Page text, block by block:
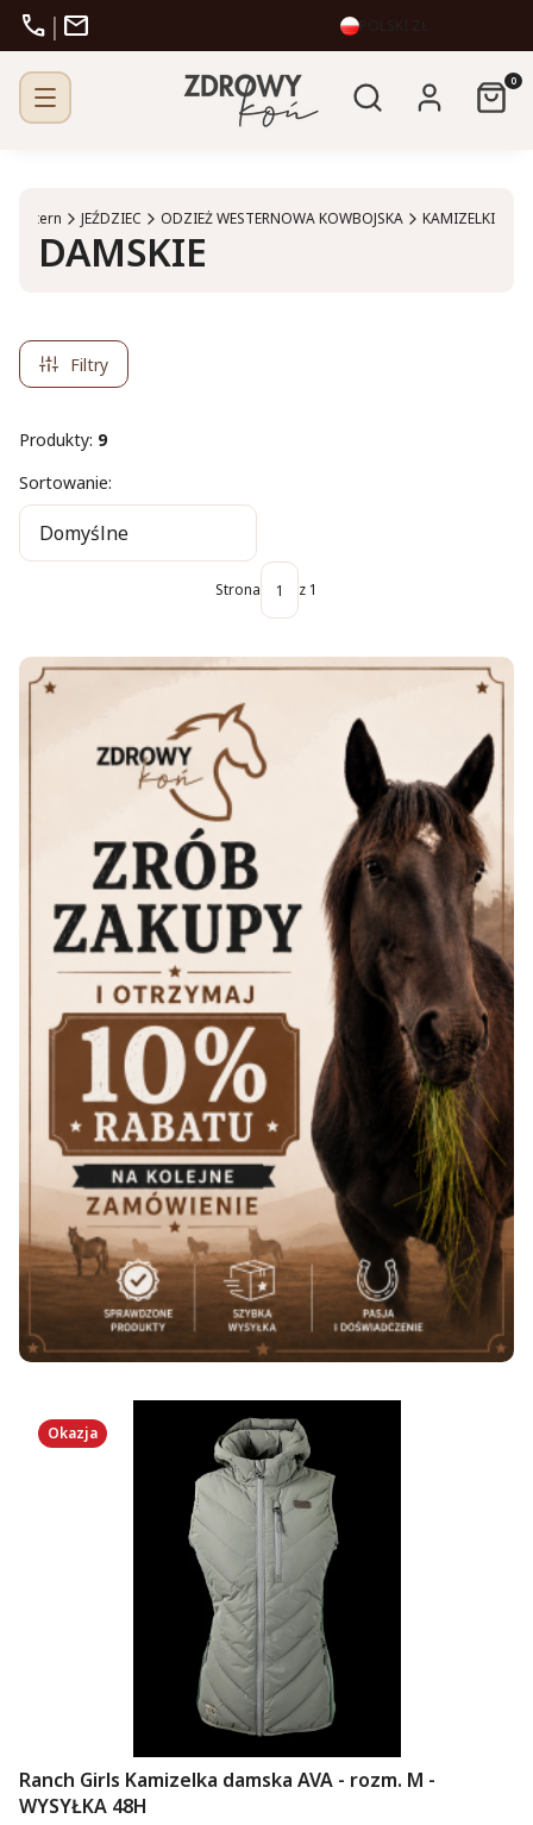
call | mail
Otwórz
Szukaj Zaloguj się
Western JEŹDZIEC ODZIEŻ WESTERNOWA KOWBOJSKA KAMIZELKI
DAMSKIE
Filtry
Produkty: 9
Lista produktów
Sortowanie:
Domyślne
Strona z 1
Okazja
Ranch Girls Kamizelka damska AVA - rozm. M -
WYSYŁKA 48H